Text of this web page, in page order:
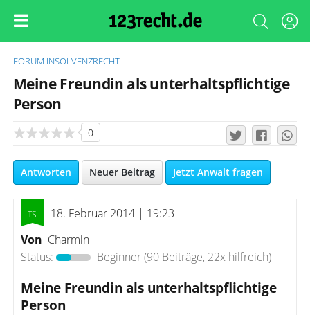
FORUM INSOLVENZRECHT
Meine Freundin als unterhaltspflichtige
Person
0
Antworten Neuer Beitrag Jetzt Anwalt fragen
18. Februar 2014 | 19:23
Von Charmin
Status:
Beginner(90 Beiträge, 22x hilfreich)
Meine Freundin als unterhaltspflichtige
Person